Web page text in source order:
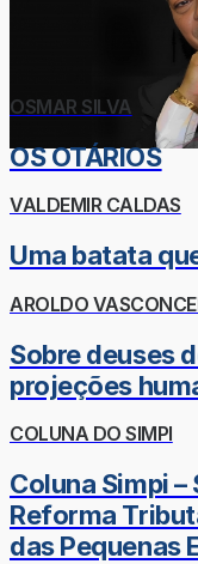
OSMAR SILVA
OS OTÁRIOS
VALDEMIR CALDAS
Uma batata
AROLDO
Sobre deuses
projeções
COLUNA DO SIMPI
Coluna Simpi
Reforma
das Pequenas